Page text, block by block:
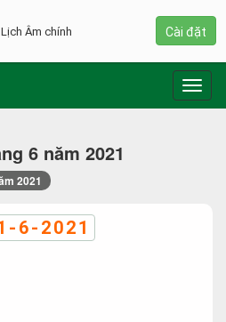
6 năm 2021
2021
6-2021
Âm chính
Cài đặt